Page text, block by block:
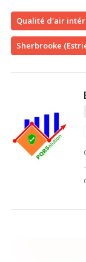
Qualité d'air
Sherbrooke